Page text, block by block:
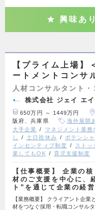
興味あり
【プライム上場
ートメントコンサ
人材コンサルタント
株式会社 ジェイ エ
650万円 ～ 1449万円
阪府、兵庫県
海外展開
大手企業
マネジメント業務
し
土日祝休み ポテンシ
インセンティブ制度
ストッ
業してもOK
育児支援制度
【仕事概要】 企業の
材のご支援を中心に、
ト”を通じて企業の経
【業務概要】 クライアント企業
材をつなぐ採用・転職コンサル